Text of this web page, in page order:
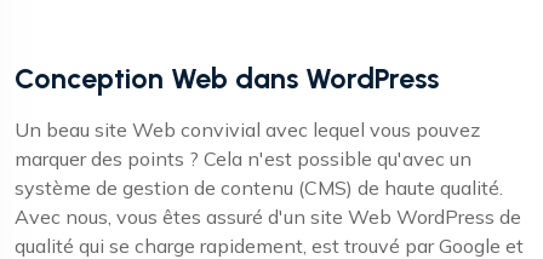
Conception Web dans WordPress
Un beau site Web convivial avec lequel vous pouvez
marquer des points ? Cela n'est possible qu'avec un
système de gestion de contenu (CMS) de haute qualité.
Avec nous, vous êtes assuré d'un site Web WordPress de
qualité qui se charge rapidement, est trouvé par Google et